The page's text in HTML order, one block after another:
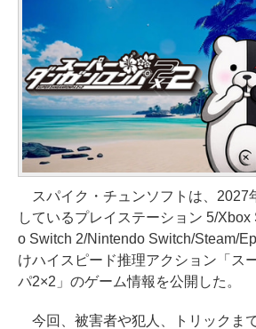
スパイク・チュンソフトは、2027
しているプレイステーション 5/Xbox
o Switch 2/Nintendo Switch/Steam/
けハイスピード推理アクション「ス
パ2×2」のゲーム情報を公開した。
今回、被害者や犯人、トリックま